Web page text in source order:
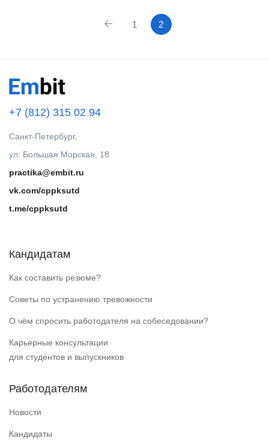
1 2
+7 (812) 315 02 94
Санкт-Петербург,
ул. Большая Морская, 18
practika@embit.ru
vk.com/cppksutd
t.me/cppksutd
Кандидатам
Как составить резюме?
Советы по устранению тревожности
О чём спросить работодателя на собеседовании?
Карьерные консультации
для студентов и выпускников
Работодателям
Новости
Кандидаты